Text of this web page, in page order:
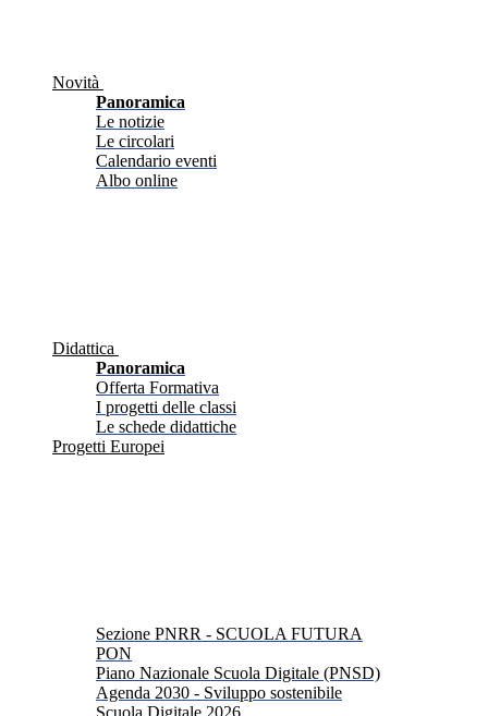
Novità
Panoramica
Le notizie
Le circolari
Calendario eventi
Albo online
Didattica
Panoramica
Offerta Formativa
I progetti delle classi
Le schede didattiche
Progetti Europei
Sezione PNRR - SCUOLA FUTURA
PON
Piano Nazionale Scuola Digitale (PNSD)
Agenda 2030 - Sviluppo sostenibile